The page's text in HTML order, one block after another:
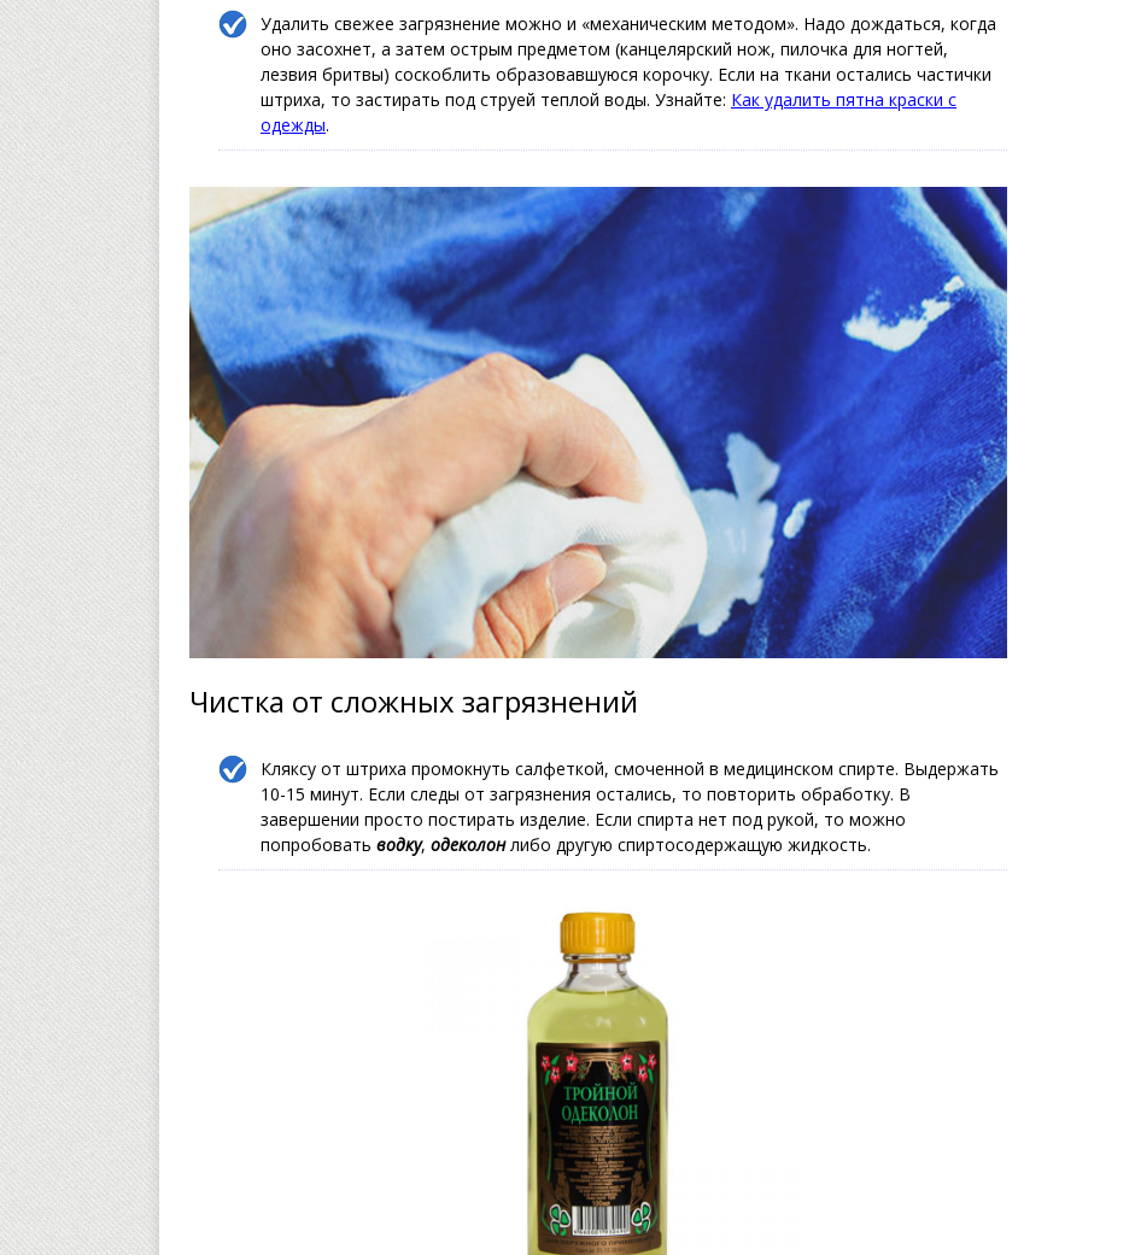
Удалить свежее загрязнение можно и «механическим методом». Надо дождаться, когда
оно засохнет, а затем острым предметом (канцелярский нож, пилочка для ногтей,
лезвия бритвы) соскоблить образовавшуюся корочку. Если на ткани остались частички
штриха, то застирать под струей теплой воды. Узнайте: Как удалить пятна краски с
одежды.
Чистка от сложных загрязнений
Кляксу от штриха промокнуть салфеткой, смоченной в медицинском спирте. Выдержать
10-15 минут. Если следы от загрязнения остались, то повторить обработку. В
завершении просто постирать изделие. Если спирта нет под рукой, то можно
попробовать водку, одеколонлибо другую спиртосодержащую жидкость.